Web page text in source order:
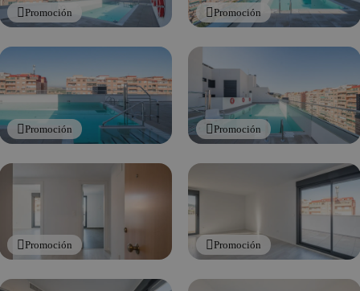
Promoción Promoción
Promoción Promoción
Promoción Promoción